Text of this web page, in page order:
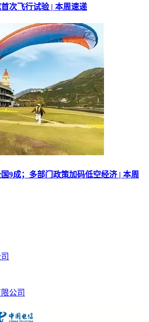
次飞行试验 | 本周速递
9成；多部门政策加码低空经济 | 本周
公司